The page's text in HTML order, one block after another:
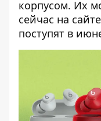
корпусом. Их
сейчас на
поступят в